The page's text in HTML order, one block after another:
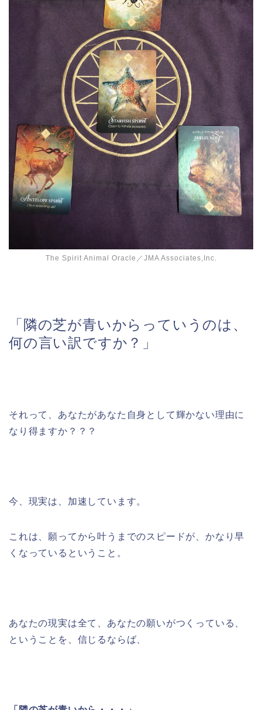
The Spirit Animal Oracle／JMA Associates,Inc.
「隣の芝が青いからっていうのは、
何の言い訳ですか？」
それって、あなたがあなた自身として輝かない理由に
なり得ますか？？？
今、現実は、加速しています。
これは、願ってから叶うまでのスピードが、かなり早
くなっているということ。
あなたの現実は全て、あなたの願いがつくっている、
ということを、信じるならば、